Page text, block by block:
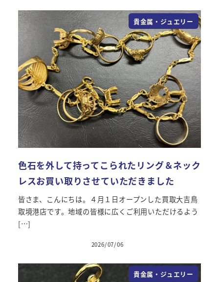
貴金属・ジュエリー
色石を外して持ってこられたリング＆ネック
レスお買い取りさせていただきました
皆さま、こんにちは。４月１日オープンした買取大吉鳥
取境港店です。地域の皆様に広くご利用いただけるよう
[…]
投稿日
2026/07/06
貴金属・ジュエリー